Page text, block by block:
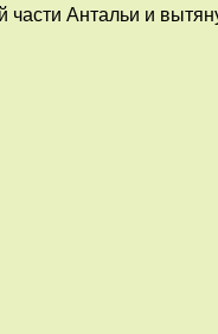
части Антальи и